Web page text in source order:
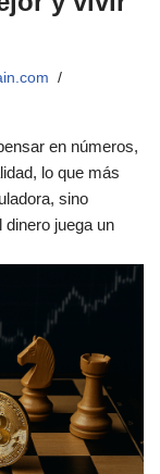
en números,
lo que más
sino
dinero juega un